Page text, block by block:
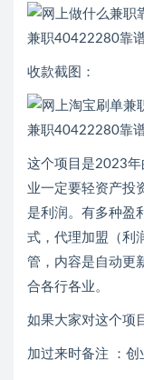
收款截图：
这个项目是2023年
业一定要轻资产投
是利润。有多种盈
式，代理加盟（利
管，内容是自动更
合各行各业。
如果大家对这个项
加过来时备注 ：创